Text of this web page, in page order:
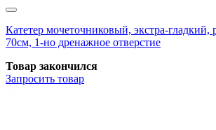
Катетер мочеточниковый, экстра-гладкий,
70см, 1-но дренажное отверстие
Товар закончился
Запросить товар